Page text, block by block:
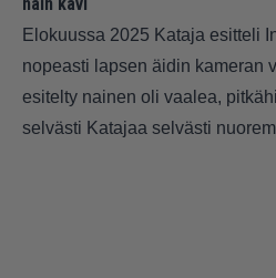
näin kävi
Elokuussa 2025 Kataja esitteli
nopeasti lapsen äidin kameran
esitelty nainen oli vaalea,
selvästi Katajaa selvästi